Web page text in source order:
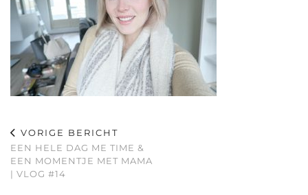
VORIGE BERICHT
EEN HELE DAG ME TIME &
EEN MOMENTJE MET MAMA
| VLOG #14